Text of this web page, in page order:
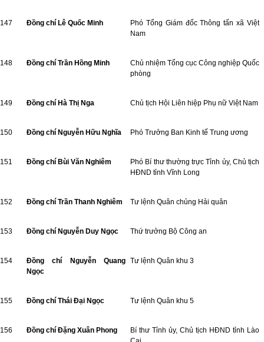
147 Đồng chí Lê Quốc Minh
Phó Tổng Giám đốc Thông tấn xã Việt
Nam
148 Đồng chí Trần Hồng Minh
Chủ nhiệm Tổng cục Công nghiệp Quốc
phòng
149 Đồng chí Hà Thị Nga Chủ tịch Hội Liên hiệp Phụ nữ Việt Nam
150 Đồng chí Nguyễn Hữu Nghĩa Phó Trưởng Ban Kinh tế Trung ương
151 Đồng chí Bùi Văn Nghiêm
Phó Bí thư thường trực Tỉnh ủy, Chủ tịch
HĐND tỉnh Vĩnh Long
152 Đồng chí Trần Thanh Nghiêm Tư lệnh Quân chủng Hải quân
153 Đồng chí Nguyễn Duy Ngọc Thứ trưởng Bộ Công an
154
Đồng chí Nguyễn Quang
Ngọc
Tư lệnh Quân khu 3
155 Đồng chí Thái Đại Ngọc Tư lệnh Quân khu 5
156 Đồng chí Đặng Xuân Phong
Bí thư Tỉnh ủy, Chủ tịch HĐND tỉnh Lào